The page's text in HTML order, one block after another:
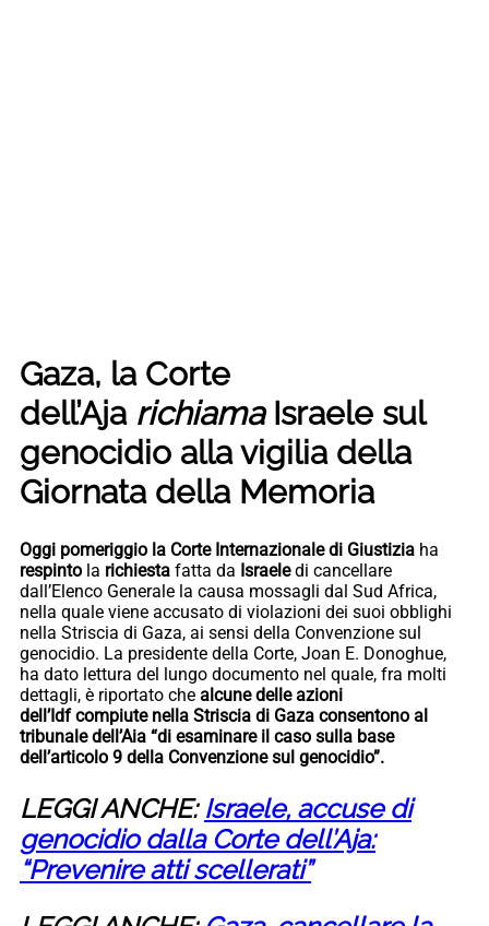
Gaza, la Corte
dell’Aja richiamaIsraele sul
genocidio alla vigilia della
Giornata della Memoria
Oggi pomeriggio la Corte Internazionale di Giustizia ha
respinto la richiesta fatta da Israeledi cancellare
dall’Elenco Generale la causa mossagli dal Sud Africa,
nella quale viene accusato di violazioni dei suoi obblighi
nella Striscia di Gaza, ai sensi della Convenzione sul
genocidio. La presidente della Corte, Joan E. Donoghue,
ha dato lettura del lungo documento nel quale, fra molti
dettagli, è riportato che alcune delle azioni
dell’Idf compiute nella Striscia di Gaza consentono al
tribunale dell’Aia “di esaminare il caso sulla base
dell’articolo 9 della Convenzione sul genocidio”.
LEGGI ANCHE: Israele, accuse di
genocidio dalla Corte dell’Aja:
“Prevenire atti scellerati”